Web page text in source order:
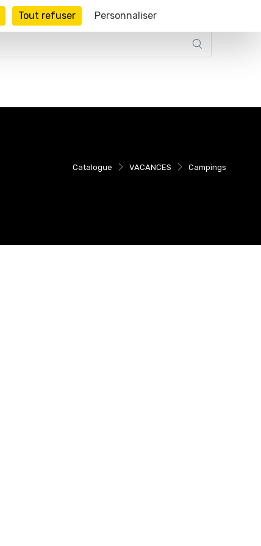
Catalogue VACANCES Campings
Tout refuser Personnaliser